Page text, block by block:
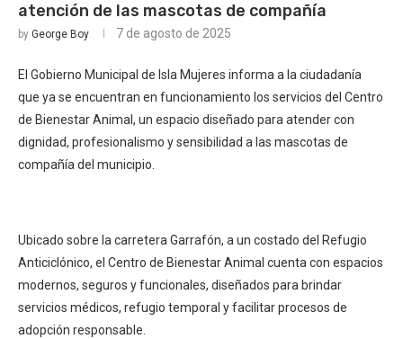
atención de las mascotas de compañía
by George Boy 7 de agosto de 2025
El Gobierno Municipal de Isla Mujeres informa a la ciudadanía
que ya se encuentran en funcionamiento los servicios del Centro
de Bienestar Animal, un espacio diseñado para atender con
dignidad, profesionalismo y sensibilidad a las mascotas de
compañía del municipio.
Ubicado sobre la carretera Garrafón, a un costado del Refugio
Anticiclónico, el Centro de Bienestar Animal cuenta con espacios
modernos, seguros y funcionales, diseñados para brindar
servicios médicos, refugio temporal y facilitar procesos de
adopción responsable.